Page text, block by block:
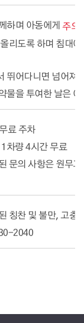
하며 아동에게주의
리도록 하며 침대
뛰어다니면 넘어져
물을 투여한 날은
료 주차
차량 4시간 무료
문의 사항은 원무
칭찬 및 불만, 고
2040